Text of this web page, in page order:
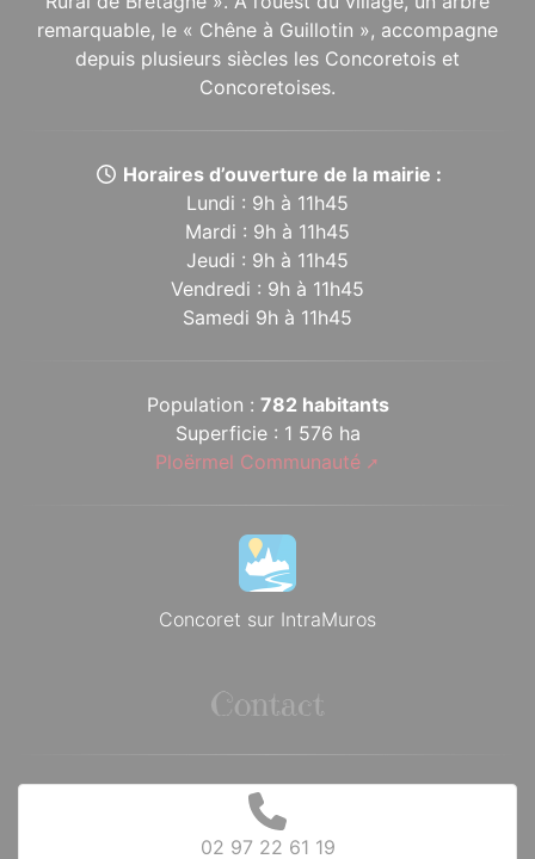
remarquable, le « Chêne à Guillotin », accompagne
depuis plusieurs siècles les Concoretois et
Concoretoises.
Horaires d’ouverture de la mairie :
Lundi : 9h à 11h45
Mardi : 9h à 11h45
Jeudi : 9h à 11h45
Vendredi : 9h à 11h45
Samedi 9h à 11h45
Population : 782 habitants
Superficie : 1 576 ha
Ploërmel Communauté
Concoret sur IntraMuros
Contact
02 97 22 61 19